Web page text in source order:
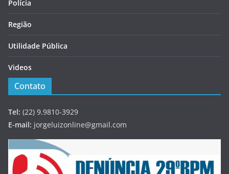
Polícia
Região
Utilidade Pública
Videos
Contato
Tel: (22) 9.9810-3929
E-mail: jorgeluizonline@gmail.com